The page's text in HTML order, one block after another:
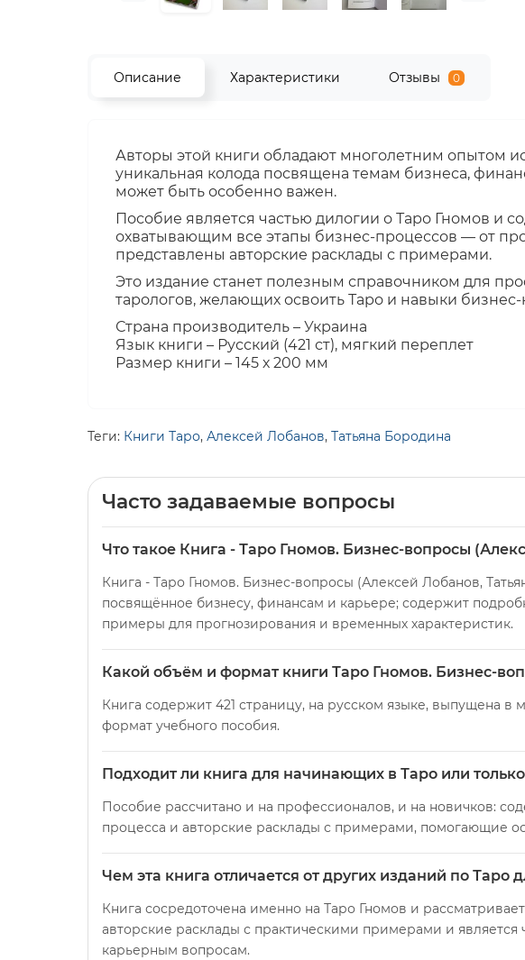
Описание Характеристики Отзывы 0
Авторы этой книги обладают многолетним опытом
уникальная колода посвящена темам бизнеса,
может быть особенно важен.
Пособие является частью дилогии о Таро Гномов и
охватывающим все этапы бизнес-процессов — от
представлены авторские расклады с примерами.
Это издание станет полезным справочником для
тарологов, желающих освоить Таро и навыки бизнес-
Страна производитель – Украина
Язык книги – Русский (421 ст), мягкий переплет
Размер книги – 145 х 200 мм
Теги: Книги Таро, Алексей Лобанов, Татьяна Бородина
Часто задаваемые вопросы
Что такое Книга - Таро Гномов. Бизнес-вопросы
Книга - Таро Гномов. Бизнес-вопросы (Алексей Лобанов,
посвящённое бизнесу, финансам и карьере; содержит
примеры для прогнозирования и временных характеристик.
Какой объём и формат книги Таро Гномов. Бизнес-
Книга содержит 421 страницу, на русском языке, выпущена в
формат учебного пособия.
Подходит ли книга для начинающих в Таро или
Пособие рассчитано и на профессионалов, и на новичков:
процесса и авторские расклады с примерами, помогающие
Чем эта книга отличается от других изданий по Таро
Книга сосредоточена именно на Таро Гномов и
авторские расклады с практическими примерами и
карьерным вопросам.